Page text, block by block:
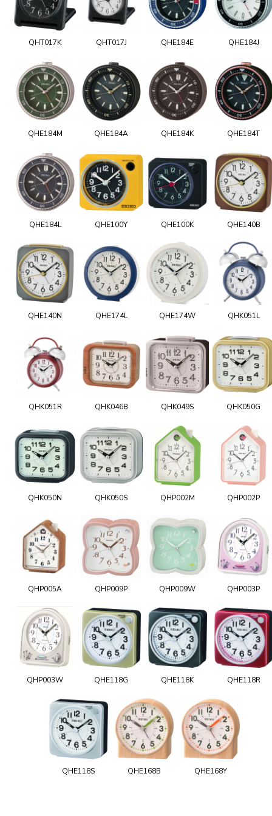
QHT017K QHT017J QHE184E QHE184J
QHE184M QHE184A QHE184K QHE184T
QHE184L QHE100Y QHE100K QHE140B
QHE140N QHE174L QHE174W QHK051L
QHK051R QHK046B QHK049S QHK050G
QHK050N QHK050S QHP002M QHP002P
QHP005A QHP009P QHP009W QHP003P
QHP003W QHE118G QHE118K QHE118R
QHE118S QHE168B QHE168Y